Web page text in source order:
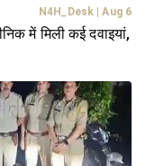
N4H_Desk Aug 6
में मिली कई दवाइयां,